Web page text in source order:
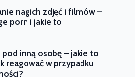
nagich zdjęć i filmów –
porn i jakie to
pod inną osobę – jakie to
reagować w przypadku